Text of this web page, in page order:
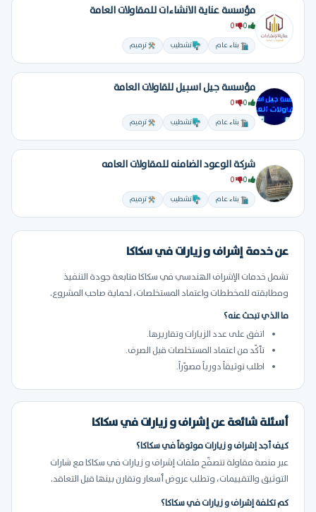
مؤسسة عناية الانشاءات للمقاولات العامة
بناء عام تشطيب ترميم
مؤسسة جيل اسبيل للقاولات العامة
بناء عام تشطيب ترميم
شركة الوعود الضامنه للمقاولات العامه
بناء عام تشطيب ترميم
عن خدمة إشراف و زيارات في سكاكا
تشمل خدمات الإشراف الهندسي في سكاكا متابعة جودة التنفيذ
ومطابقته للمخططات واعتماد المستخلصات، لحماية صاحب المشروع.
ما الذي تبحث عنه؟
اتفق على عدد الزيارات وتقاريرها.
تأكّد من اعتماد المستخلصات قبل الصرف.
اطلب توثيقاً دورياً مصوّراً.
أسئلة شائعة عن إشراف و زيارات في سكاكا
كيف أجد إشراف و زيارات موثوقاً في سكاكا؟
عبر منصة مقاولة تتصفّح ملفات إشراف و زيارات في سكاكا مع شارات
التوثيق والتقييمات، وتطلب عروض أسعار وتقارن بينها قبل التعاقد.
كم تكلفة إشراف و زيارات في سكاكا؟